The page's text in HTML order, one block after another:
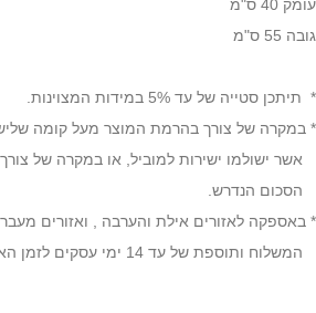
עומק 40 ס"מ
גובה 55 ס"מ
* תיתכן סטייה של עד 5% במידות המצוינות.
* במקרה של צורך בהרמת המוצר מעל קומה שלישית
אשר ישולמו ישירות למוביל, או במקרה של
הסכום הנדרש.
* באספקה לאזורים אילת והערבה , ואזורים מעבר לקו
המשלוח ותוספת של עד 14 ימי עסקים לזמן האספקה.